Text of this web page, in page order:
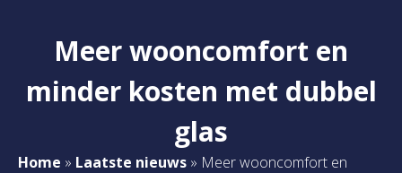
Meer wooncomfort en
minder kosten met dubbel
glas
Home » Laatste nieuws » Meer wooncomfort en